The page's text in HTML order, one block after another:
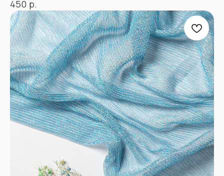
450 р.
«Ткани 3.5.7»
Оптово-розничный
магазин тканей
@ 2026
ИП Вакульчик Мария Олеговна
ОГРН 322265100088534
ИНН 262609965884
КАТАЛОГ
Полный каталог тканей
Ткани для детей
*